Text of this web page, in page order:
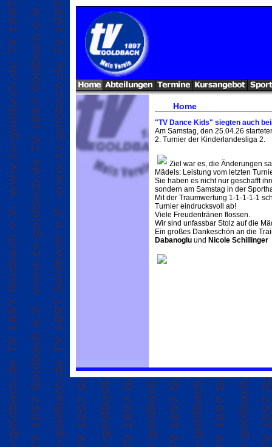
Home
"TV Dance Kids" siegten auch
Am Samstag, den 25.04.26
2. Turnier der Kinderlandesliga 2.
Ziel war es, die Änderungen
Mädels: Leistung vom letzten
Sie haben es nicht nur geschafft
sondern am Samstag in der
Mit der Traumwertung 1-1-1-1-1
Turnier eindrucksvoll ab!
Viele Freudentränen flossen.
Wir sind unfassbar Stolz auf die
Ein großes Dankeschön an die
Dabanoglu und Nicole Schillinger